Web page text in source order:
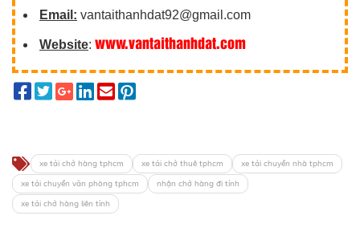
Email: vantaithanhdat92@gmail.com
Website: www.vantaithanhdat.com
xe tải chở hàng tphcm xe tải chở thuê tphcm
xe tải chuyển nhà tphcm
xe tải chuyển văn phòng tphcm
nhận chở hàng đi tỉnh
xe tải chở hàng liên tỉnh